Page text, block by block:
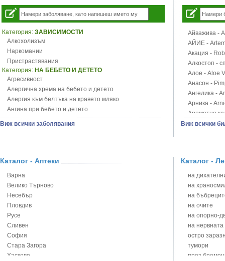
Категория: ЗАВИСИМОСТИ
Алкохолизъм
Наркомании
Пристрастявания
Категория: НА БЕБЕТО И ДЕТЕТО
Агресивност
Алергична хрема на бебето и детето
Алергия към белтъка на кравето мляко
Ангина при бебето и детето
Анемия при бебето и детето
Апетит - пълни деца
Бронхиална астма при бебето и детето
Варицела
Висока температура на бебето и детето
Възпаление на ушите на бебето и детето
Глисти
Грижа за пъпа на новороденото
Грип при бебето и детето
Гърч
Да отгледам и възпитам детето си
Виж всички заболявания
Айважива -
АЙИЕ -
Акация -
Алкостоп -
Алое - Aloe
Анасон -
Ангелика -
Арника -
Ароматна
Арония -
Блатен
Блян
Бобови
Божур -
Борови
Босилек -
Брей -
Брош -
Бръшлян -
Бряст -
Виж всички
Каталог - Аптеки
Варна
Велико Търново
Несебър
Пловдив
Русе
Сливен
София
Стара Загора
Хасково
Каталог -
на
на
на
на очите
на опорно-
на нервната
остро
тумори
през